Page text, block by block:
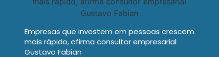
Empresas que investem em pessoas crescem
mais rápido, afirma consultor empresarial
Gustavo Fabian